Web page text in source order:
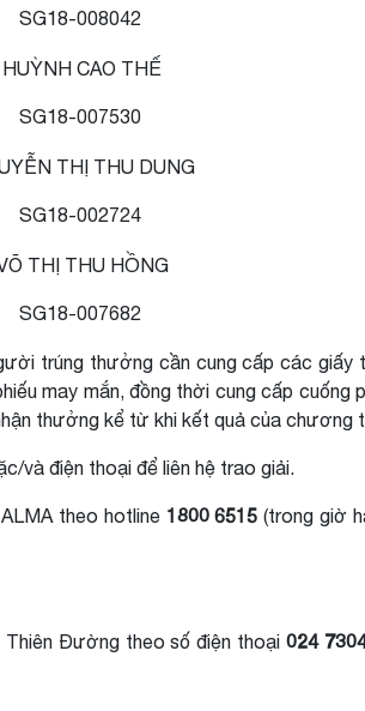
SG18-008042
HUỲNH CAO THẾ
SG18-007530
THỊ THU DUNG
SG18-002724
THỊ THU HỒNG
SG18-007682
trúng thưởng cần cung cấp các giấy
may mắn, đồng thời cung cấp cuống
thưởng kể từ khi kết quả của chương
và điện thoại để liên hệ trao giải.
theo hotline 1800 6515 (trong giờ
Thiên Đường theo số điện thoại024